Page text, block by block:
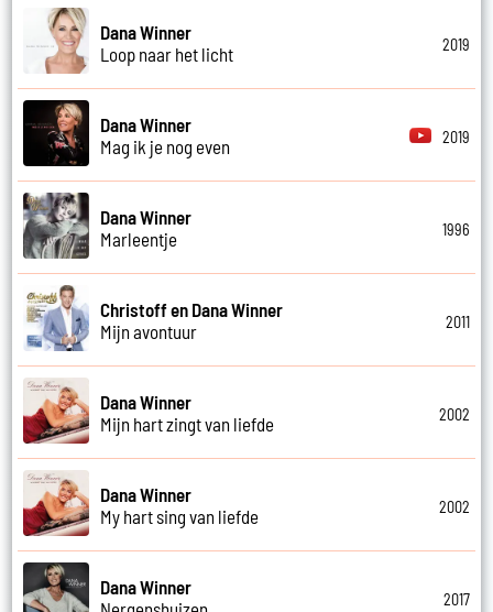
Dana Winner
Loop naar het licht
2019
Dana Winner
Mag ik je nog even
2019
Dana Winner
Marleentje
1996
Christoff en Dana Winner
Mijn avontuur
2011
Dana Winner
Mijn hart zingt van liefde
2002
Dana Winner
My hart sing van liefde
2002
Dana Winner
2017